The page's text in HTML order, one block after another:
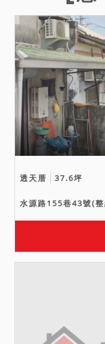
透天厝 37.6坪
水源路155巷43號(